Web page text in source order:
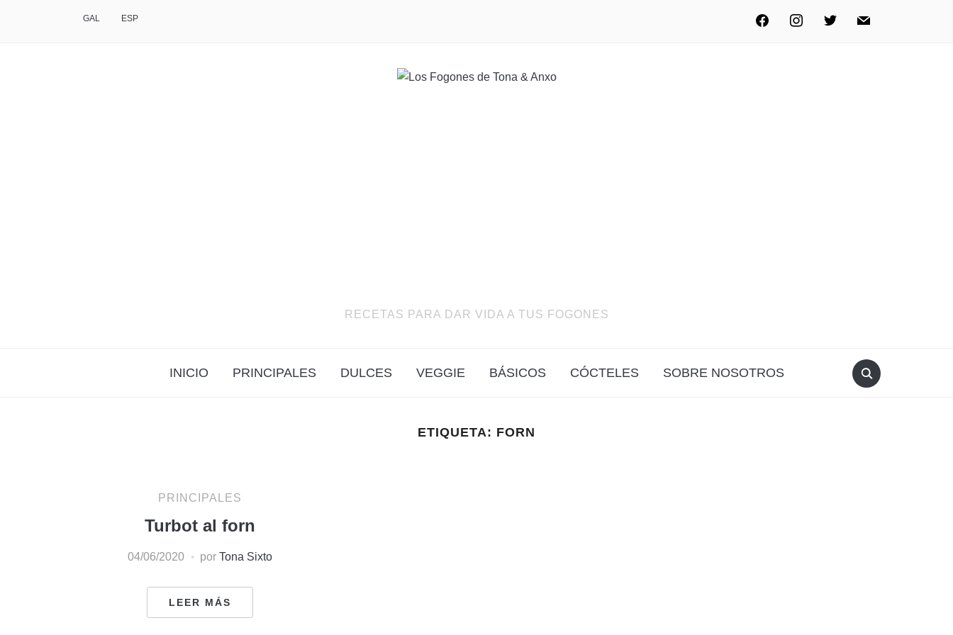
GAL ESP
RECETAS PARA DAR VIDA A TUS FOGONES
INICIO PRINCIPALES DULCES VEGGIE BÁSICOS CÓCTELES SOBRE NOSOTROS
ETIQUETA: FORN
PRINCIPALES
Turbot al forn
04/06/2020 por Tona Sixto
LEER MÁS